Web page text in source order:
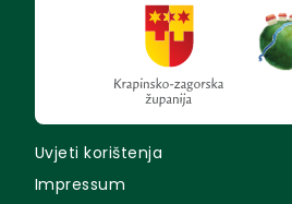
Uvjeti korištenja
Impressum